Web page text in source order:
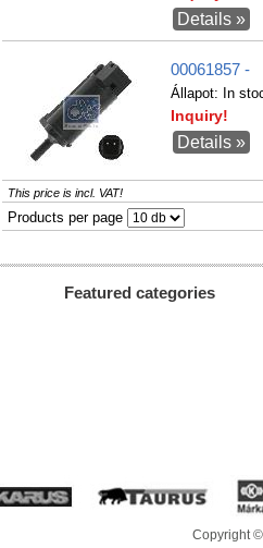
Details »
00061857 -
Állapot: In
Inquiry!
Details »
This price is incl. VAT!
Products per page
Featured categories
Copyright